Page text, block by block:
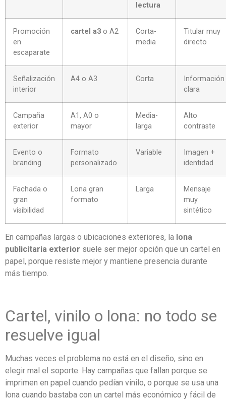
lectura
Promoción
en
escaparate
cartel a3 o A2
Corta-
media
Titular muy
directo
Señalización
interior
A4 o A3 Corta
Información
clara
Campaña
exterior
A1, A0 o
mayor
Media-
larga
Alto
contraste
Evento o
branding
Formato
personalizado
Variable
Imagen +
identidad
Fachada o
gran
visibilidad
Lona gran
formato
Larga
Mensaje
muy
sintético
En campañas largas o ubicaciones exteriores, la lona
publicitaria exterior suele ser mejor opción que un cartel en
papel, porque resiste mejor y mantiene presencia durante
más tiempo.
Cartel, vinilo o lona: no todo se
resuelve igual
Muchas veces el problema no está en el diseño, sino en
elegir mal el soporte. Hay campañas que fallan porque se
imprimen en papel cuando pedían vinilo, o porque se usa una
lona cuando bastaba con un cartel más económico y fácil de